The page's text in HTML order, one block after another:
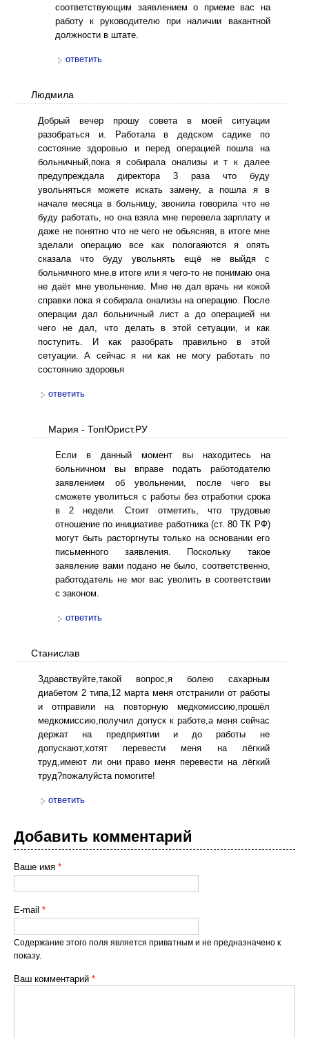
соответствующим заявлением о приеме вас на
работу к руководителю при наличии вакантной
должности в штате.
ответить
Людмила
Добрый вечер прошу совета в моей ситуации
разобраться и. Работала в дедском садике по
состояние здоровью и перед операцией пошла на
больничный,пока я собирала онализы и т к далее
предупреждала директора 3 раза что буду
увольняться можете искать замену, а пошла я в
начале месяца в больницу, звонила говорила что не
буду работать, но она взяла мне перевела зарплату и
даже не понятно что не чего не обьясняв, в итоге мне
зделали операцию все как пологаяются я опять
сказала что буду увольнять ещё не выйдя с
больничного мне.в итоге или я чего-то не понимаю она
не даёт мне увольнение. Мне не дал врачь ни кокой
справки пока я собирала онализы на операцию. После
операции дал больничный лист а до операцией ни
чего не дал, что делать в этой сетуации, и как
поступить. И как разобрать правильно в этой
сетуации. А сейчас я ни как не могу работать по
состоянию здоровья
ответить
Мария - ТопЮрист.РУ
Если в данный момент вы находитесь на
больничном вы вправе подать работодателю
заявлением об увольнении, после чего вы
сможете уволиться с работы без отработки срока
в 2 недели. Стоит отметить, что трудовые
отношение по инициативе работника (ст. 80 ТК РФ)
могут быть расторгнуты только на основании его
письменного заявления. Поскольку такое
заявление вами подано не было, соответственно,
работодатель не мог вас уволить в соответствии
с законом.
ответить
Станислав
Здравствуйте,такой вопрос,я болею сахарным
диабетом 2 типа,12 марта меня отстранили от работы
и отправили на повторную медкомиссию,прошёл
медкомиссию,получил допуск к работе,а меня сейчас
держат на предприятии и до работы не
допускают,хотят перевести меня на лёгкий
труд,имеют ли они право меня перевести на лёгкий
труд?пожалуйста помогите!
ответить
Добавить комментарий
Ваше имя *
E-mail *
Содержание этого поля является приватным и не предназначено к
показу.
Ваш комментарий *